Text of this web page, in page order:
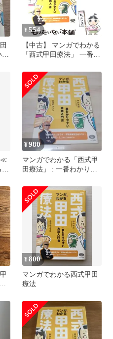
¥ 554
【中古】 マンガでわかる
「西式甲田療法」 一番わ
(ビタミン文庫) / 甲田光
雄 赤池キョウコ / マキノ
出版
≪
¥980
マンガでわかる「西式甲
田療法」 : 一番わかりや
¥800
マンガでわかる西式甲田
療法